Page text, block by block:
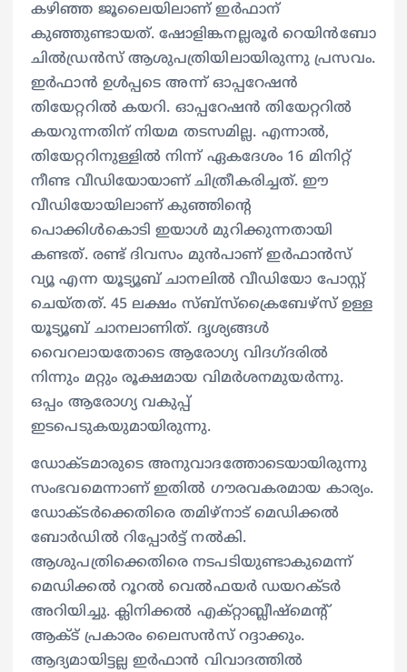
കഴിഞ്ഞ ജൂലൈയിലാണ് ഇര്‍ഫാന്
കുഞ്ഞുണ്ടായത്. ഷോളിങ്കനല്ലരൂര്‍ റെയിന്‍ബോ
ചില്‍ഡ്രന്‍സ് ആശുപത്രിയിലായിരുന്നു പ്രസവം.
ഇര്‍ഫാന്‍ ഉള്‍പ്പടെ അന്ന് ഓപ്പറേഷന്‍
തിയേറ്ററില്‍ കയറി. ഓപ്പറേഷന്‍ തിയേറ്ററില്‍
കയറുന്നതിന് നിയമ തടസമില്ല. എന്നാല്‍,
തിയേറ്ററിനുള്ളില്‍ നിന്ന് ഏകദേശം 16 മിനിറ്റ്
നീണ്ട വീഡിയോയാണ് ചിത്രീകരിച്ചത്. ഈ
വീഡിയോയിലാണ് കുഞ്ഞിന്റെ
പൊക്കിള്‍കൊടി ഇയാള്‍ മുറിക്കുന്നതായി
കണ്ടത്. രണ്ട് ദിവസം മുന്‍പാണ് ഇര്‍ഫാന്‍സ്
വ്യൂ എന്ന യൂട്യൂബ് ചാനലില്‍ വീഡിയോ പോസ്റ്റ്
ചെയ്തത്. 45 ലക്ഷം സ്ബ്‌സ്‌ക്രൈബേഴ്‌സ് ഉള്ള
യൂട്യൂബ് ചാനലാണിത്. ദൃശ്യങ്ങള്‍
വൈറലായതോടെ ആരോഗ്യ വിദഗ്ദരില്‍
നിന്നും മറ്റും രൂക്ഷമായ വിമര്‍ശനമുയര്‍ന്നു.
ഒപ്പം ആരോഗ്യ വകുപ്പ്
ഇടപെടുകയുമായിരുന്നു.
ഡോക്ടമാരുടെ അനുവാദത്തോടെയായിരുന്നു
സംഭവമെന്നാണ് ഇതില്‍ ഗൗരവകരമായ കാര്യം.
ഡോക്ടര്‍ക്കെതിരെ തമിഴ്‌നാട് മെഡിക്കല്‍
ബോര്‍ഡില്‍ റിപ്പോര്‍ട്ട് നല്‍കി.
ആശുപത്രിക്കെതിരെ നടപടിയുണ്ടാകുമെന്ന്
മെഡിക്കല്‍ റൂറല്‍ വെല്‍ഫയര്‍ ഡയറക്ടര്‍
അറിയിച്ചു. ക്ലിനിക്കല്‍ എക്റ്റാബ്ലീഷ്‌മെന്റ്
ആക്ട് പ്രകാരം ലൈസന്‍സ് റദ്ദാക്കും.
ആദ്യമായിട്ടല്ല ഇര്‍ഫാന്‍ വിവാദത്തില്‍